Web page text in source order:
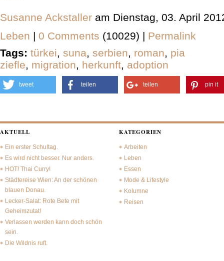
Susanne Ackstaller am Dienstag, 03. April
Leben | 0 Comments (10029) | Permalink
Tags: türkei, suna, serbien, roman, pia
ziefle, migration, herkunft, adoption
tweet teilen teilen pin it
AKTUELL
Ein erster Schultag.
Es wird nicht besser. Nur anders.
HOT! Thai Curry!
Städtereise Wien: An der schönen
blauen Donau.
Lecker-Salat: Rote Bete mit
Geheimzutat!
Verlassen werden kann doch schön
sein.
Die Wildnis ruft.
KATEGORIEN
Arbeiten
Leben
Essen
Mode & Lifestyle
Kolumne
Reisen